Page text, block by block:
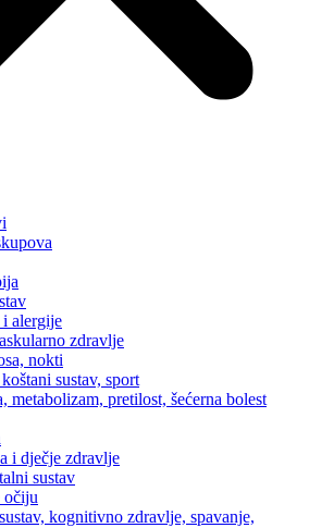
alergije
zdravlje
nokti
sustav, sport
metabolizam, pretilost, šećerna bolest
i dječje zdravlje
sustav
očiju
kognitivno zdravlje, spavanje,